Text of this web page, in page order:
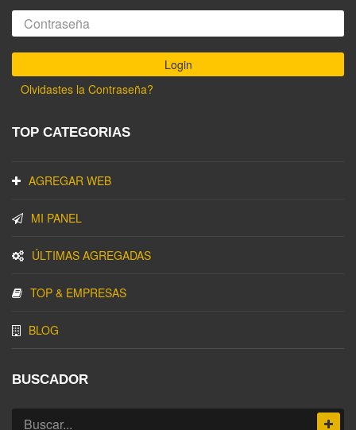
Olvidastes la Contraseña?
TOP CATEGORIAS
AGREGAR WEB
MI PANEL
ÚLTIMAS AGREGADAS
TOP & EMPRESAS
BLOG
BUSCADOR